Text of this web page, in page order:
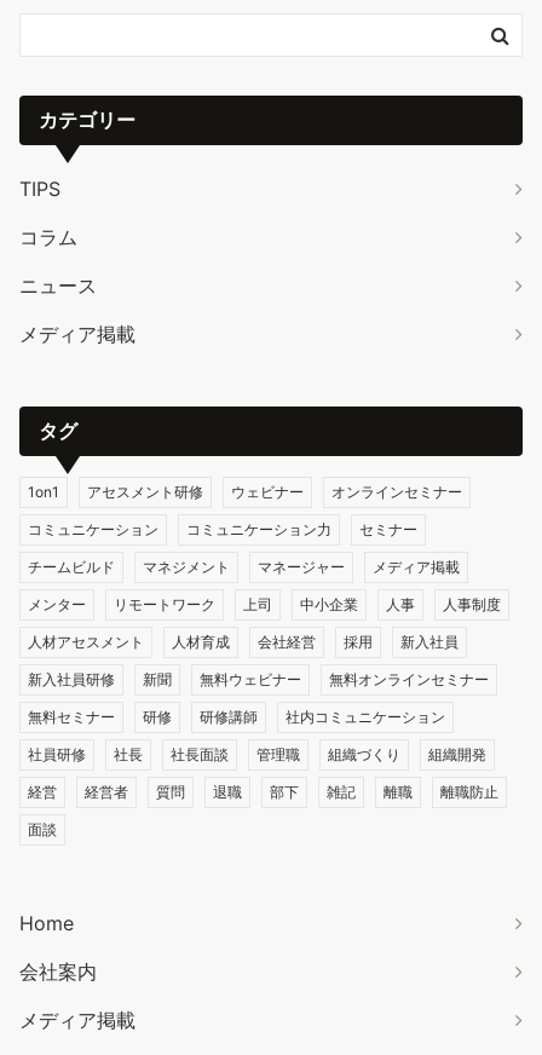
カテゴリー
TIPS
コラム
ニュース
メディア掲載
タグ
1on1 アセスメント研修 ウェビナー オンラインセミナー
コミュニケーション コミュニケーション力 セミナー
チームビルド マネジメント マネージャー メディア掲載
メンター リモートワーク 上司 中小企業 人事 人事制度
人材アセスメント 人材育成 会社経営 採用 新入社員
新入社員研修 新聞 無料ウェビナー 無料オンラインセミナー
無料セミナー 研修 研修講師 社内コミュニケーション
社員研修 社長 社長面談 管理職 組織づくり 組織開発
経営 経営者 質問 退職 部下 雑記 離職 離職防止
面談
Home
会社案内
メディア掲載